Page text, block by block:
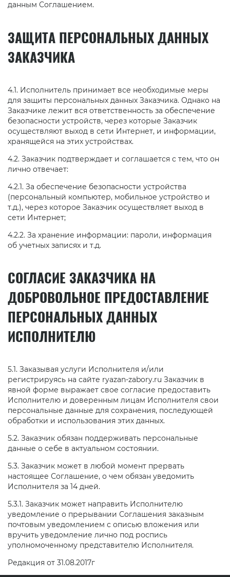
данным Соглашением.
ЗАЩИТА ПЕРСОНАЛЬНЫХ ДАННЫХ
ЗАКАЗЧИКА
4.1. Исполнитель принимает все необходимые меры
для защиты персональных данных Заказчика. Однако на
Заказчике лежит вся ответственность за обеспечение
безопасности устройств, через которые Заказчик
осуществляют выход в сети Интернет, и информации,
хранящейся на этих устройствах.
4.2. Заказчик подтверждает и соглашается с тем, что он
лично отвечает:
4.2.1. За обеспечение безопасности устройства
(персональный компьютер, мобильное устройство и
т.д.), через которое Заказчик осуществляет выход в
сети Интернет;
4.2.2. За хранение информации: пароли, информация
об учетных записях и т.д.
СОГЛАСИЕ ЗАКАЗЧИКА НА
ДОБРОВОЛЬНОЕ ПРЕДОСТАВЛЕНИЕ
ПЕРСОНАЛЬНЫХ ДАННЫХ
ИСПОЛНИТЕЛЮ
5.1. Заказывая услуги Исполнителя и/или
регистрируясь на сайте ryazan-zabory.ru Заказчик в
явной форме выражает свое согласие предоставить
Исполнителю и доверенным лицам Исполнителя свои
персональные данные для сохранения, последующей
обработки и использования этих данных.
5.2. Заказчик обязан поддерживать персональные
данные о себе в актуальном состоянии.
5.3. Заказчик может в любой момент прервать
настоящее Соглашение, о чем обязан уведомить
Исполнителя за 14 дней.
5.3.1. Заказчик может направить Исполнителю
уведомление о прерывании Соглашения заказным
почтовым уведомлением с описью вложения или
вручить уведомление лично под роспись
уполномоченному представителю Исполнителя.
Редакция от 31.08.2017г